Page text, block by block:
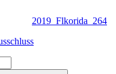
2019_Flkorida_264